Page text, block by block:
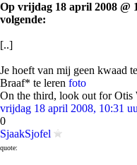
Op vrijdag 18 april 2008 @
volgende:
[..]
Je hoeft van mij geen kwaad
Braaf* te leren foto
On the third, look out for Otis
vrijdag 18 april 2008, 10:31
0
SjaakSjofel
quote: